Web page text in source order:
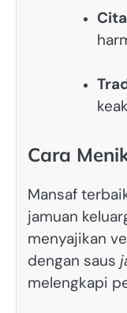
Cara
Mansaf
jamuan
menyajikan
dengan saus
melengkapi